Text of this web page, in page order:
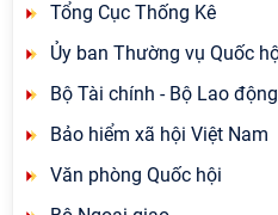
Tổng Cục Thống Kê
Ủy ban Thường vụ Quốc
Bộ Tài chính - Bộ Lao
Bảo hiểm xã hội Việt Nam
Văn phòng Quốc hội